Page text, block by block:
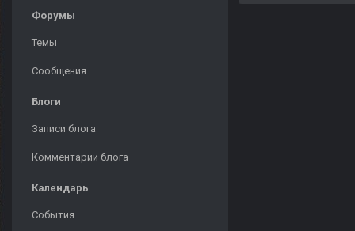
Форумы
Темы
Сообщения
Блоги
Записи блога
Комментарии блога
Календарь
События